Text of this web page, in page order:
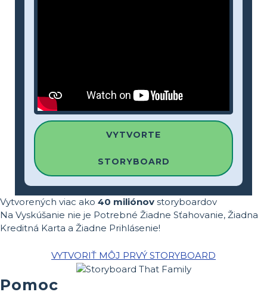
VYTVORTE
STORYBOARD
Vytvorených viac ako 40 miliónov storyboardov
Na Vyskúšanie nie je Potrebné Žiadne Sťahovanie, Žiadna
Kreditná Karta a Žiadne Prihlásenie!
VYTVORIŤ MÔJ PRVÝ STORYBOARD
Pomoc